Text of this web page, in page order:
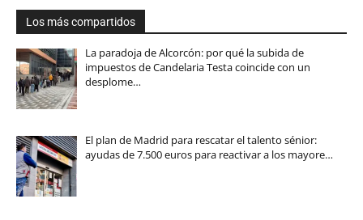
Los más compartidos
La paradoja de Alcorcón: por qué la subida de
impuestos de Candelaria Testa coincide con un
desplome…
El plan de Madrid para rescatar el talento sénior:
ayudas de 7.500 euros para reactivar a los mayore…